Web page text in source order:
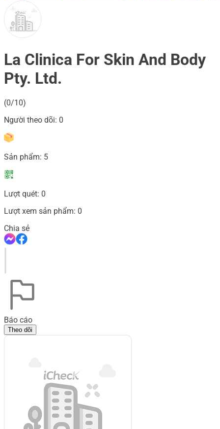
La Clinica For Skin And Body
Pty. Ltd.
(0/10)
Người theo dõi: 0
Sản phẩm: 5
Lượt quét: 0
Lượt xem sản phẩm: 0
Chia sẻ
Báo cáo
Theo dõi